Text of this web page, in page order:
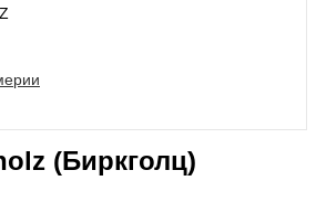
(Биркголц)